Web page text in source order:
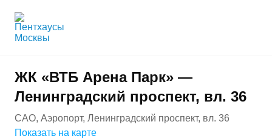
ЖК «ВТБ Арена Парк» —
Ленинградский проспект, вл. 36
САО, Аэропорт, Ленинградский проспект, вл. 36
Показать на карте